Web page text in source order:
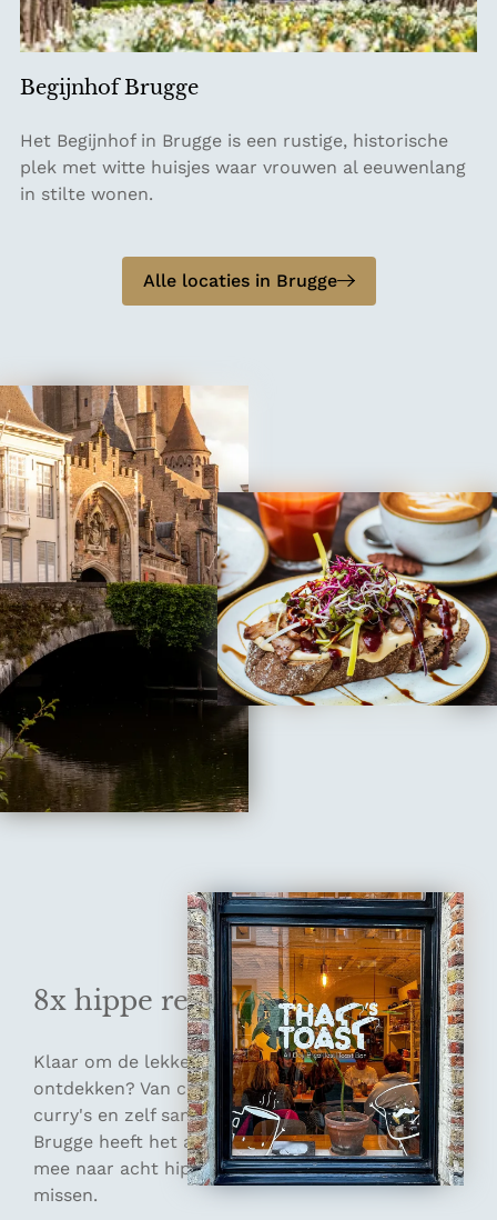
h
o
r
n
c
h
Begijnhof Brugge
B
e
g
r
u
g
g
e
Het Begijnhof in Brugge is een rustige, historische
plek met witte huisjes waar vrouwen al eeuwenlang
in stilte wonen.
Alle locaties in Brugge
8x hippe restaurants in Brugge
Klaar om de lekkerste plekken in Brugge te
ontdekken? Van creatieve toasts tot heerlijke
curry's en zelf samengestelde chocolademelk,
Brugge heeft het allemaal! In dit blog neem ik je
mee naar acht hippe restaurants die jij niet mag
missen.